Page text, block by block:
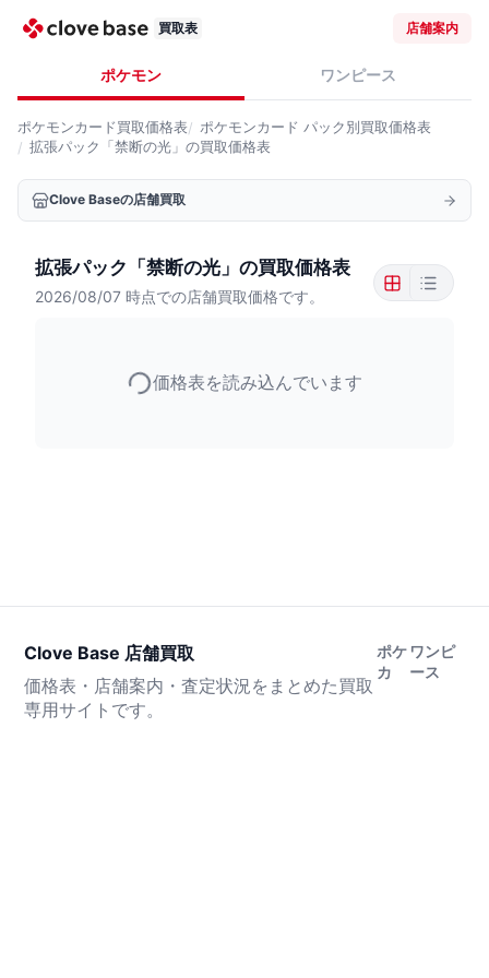
買取表 店舗案内
ポケモン ワンピース
ポケモンカード買取価格表 ポケモンカード パック別買取価格表
拡張パック「禁断の光」の買取価格表
Clove Baseの店舗買取
拡張パック「禁断の光」の買取価格表
2026/08/07 時点での店舗買取価格です。
価格表を読み込んでいます
Clove Base 店舗買取
価格表・店舗案内・査定状況をまとめた買取
専用サイトです。
ポケ
カ
ワンピ
ース